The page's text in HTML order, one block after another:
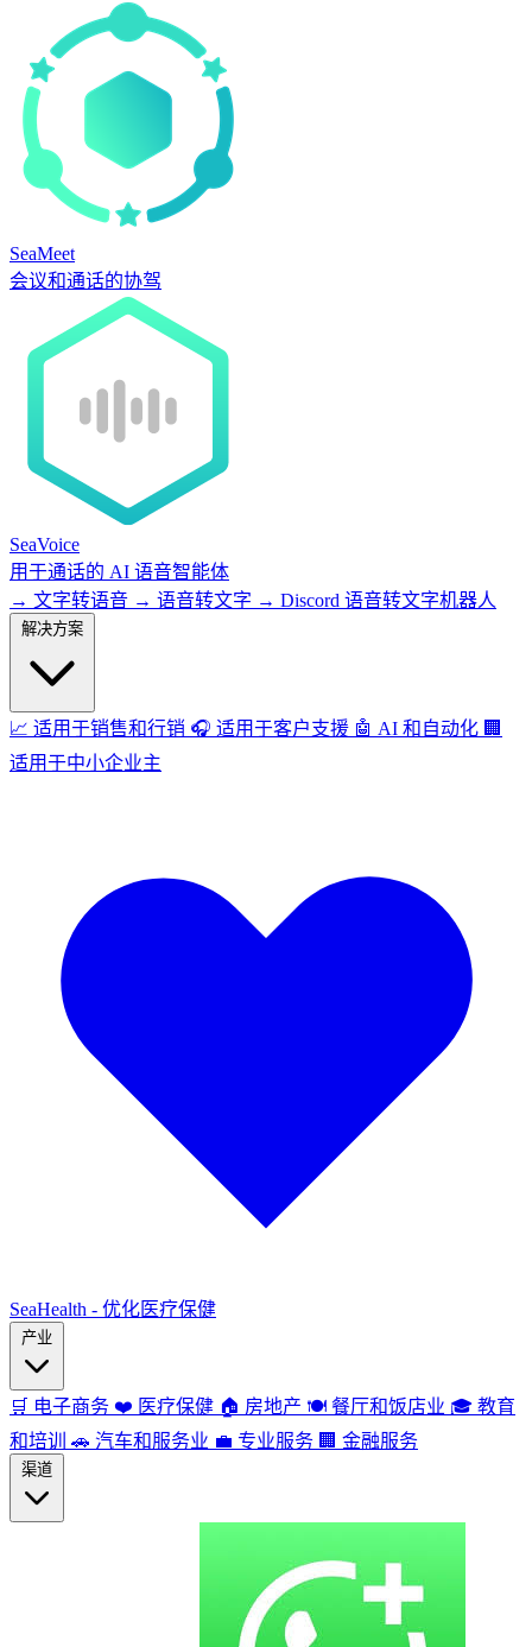
SeaMeet
会议和通话的协驾
SeaVoice
用于通话的 AI 语音智能体
→ 文字转语音 → 语音转文字 → Discord 语音转文字机器人
📈 适用于销售和行销 🎧 适用于客户支援 🤖 AI 和自动化 🏢
适用于中小企业主
SeaHealth - 优化医疗保健
🛒 电子商务 ❤️ 医疗保健 🏠 房地产 🍽️ 餐厅和饭店业 🎓 教育
和培训 🚗 汽车和服务业 💼 专业服务 🏢 金融服务